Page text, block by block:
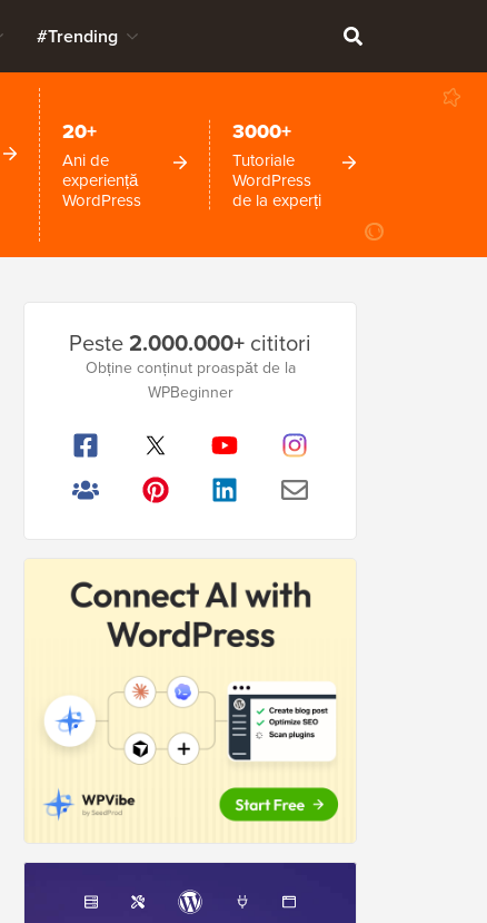
#Trending
20+
Ani de
experiență
WordPress
3000+
Tutoriale
WordPress
de la experți
laterală
Peste2.000.000+ cititori
Obține conținut proaspăt de la
WPBeginner